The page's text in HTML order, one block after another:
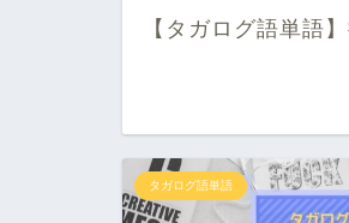
【タガログ語単語
タガログ語単語